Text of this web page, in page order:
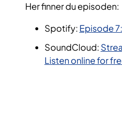
Her finner du episoden:
Spotify: Episode
SoundCloud:
Listen online for